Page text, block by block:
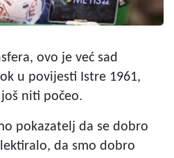
ovo je već sad
u povijesti Istre 1961,
niti počeo.
pokazatelj da se dobro
da smo dobro